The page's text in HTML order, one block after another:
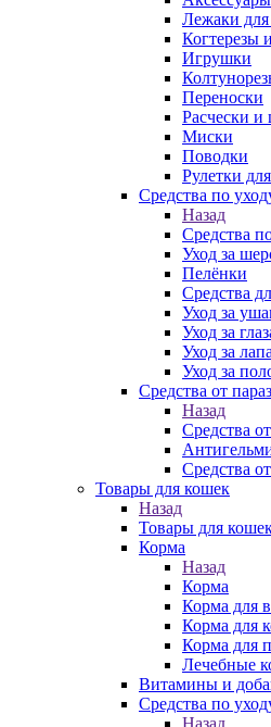
Лежаки для
Когтерезы
Игрушки
Переноски
Расчески и
Миски
Поводки
Рулетки
Средства по
Назад
Средства
Уход за
Пелёнки
Средства
Уход за
Уход за
Уход за
Уход за
Средства от
Назад
Средства
Средства
Товары для кошек
Назад
Товары для
Корма
Назад
Корма
Корма для
Корма для
Корма для
Лечебные
Витамины и
Средства по
Назад